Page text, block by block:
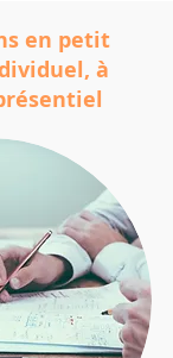
en petit
à